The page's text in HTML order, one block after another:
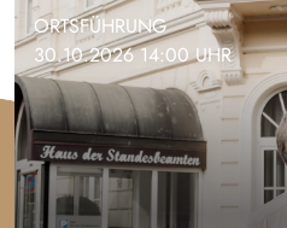
ORTSFÜHRUNG
30.10.2026 14:00 UHR